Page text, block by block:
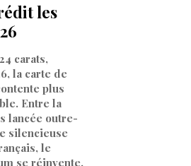
les
carats,
la carte de
plus
Entre la
lancée outre-
silencieuse
le
se réinvente.